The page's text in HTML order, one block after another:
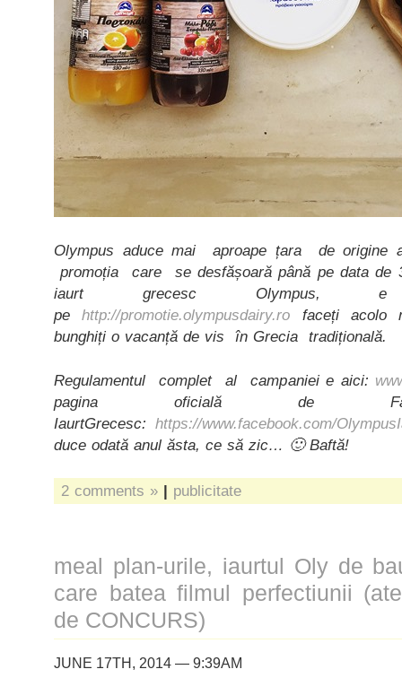
Olympus aduce mai aproape țara de
promoția care se desfășoară până pe data de
iaurt grecesc Olympus,
pehttp://promotie.olympusdairy.ro faceți acolo
bunghiți o vacanță de vis în Grecia tradițională.
Regulamentul complet al campaniei e aici:
pagina oficială de
IaurtGrecesc: https://www.facebook.com/
duce odată anul ăsta, ce să zic… 🙂 Baftă!
2 comments » | publicitate
meal plan-urile, iaurtul Oly de
care batea filmul perfectiunii
de CONCURS)
JUNE 17TH, 2014 — 9:39AM